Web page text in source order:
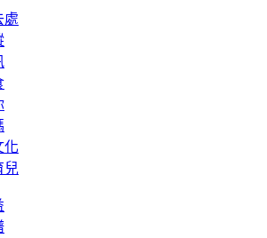
處
化
兒